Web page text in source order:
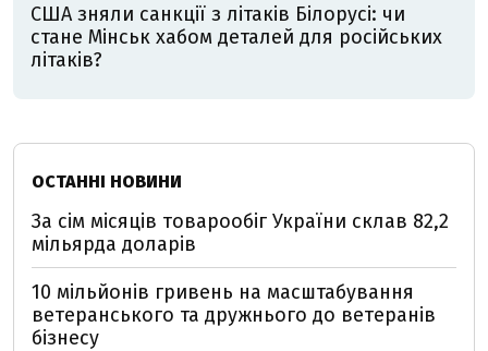
США зняли санкції з літаків Білорусі: чи
стане Мінськ хабом деталей для російських
літаків?
ОСТАННІ НОВИНИ
За сім місяців товарообіг України склав 82,2
мільярда доларів
10 мільйонів гривень на масштабування
ветеранського та дружнього до ветеранів
бізнесу